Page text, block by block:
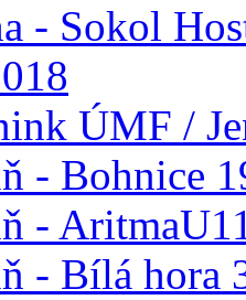
- Sokol
ÚMF /
- Bohnice
-
- Bílá hora